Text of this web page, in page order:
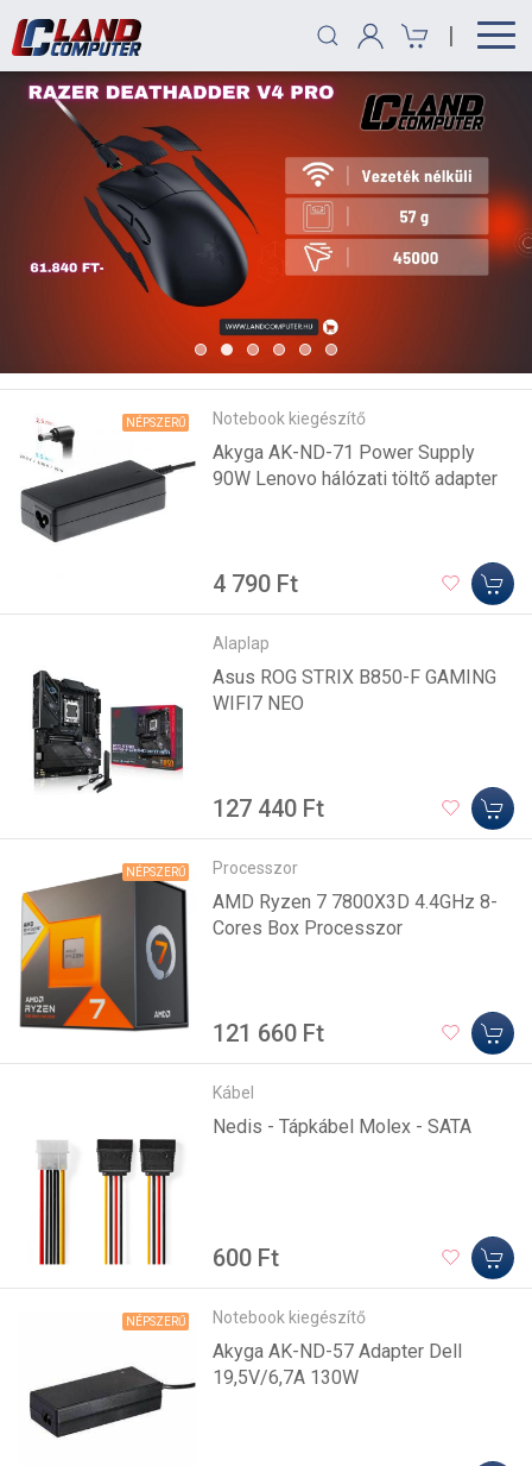
|
NÉPSZERŰ Notebook kiegészítő
Akyga AK-ND-71 Power Supply
90W Lenovo hálózati töltő adapter
4 790 Ft
Alaplap
Asus ROG STRIX B850-F GAMING
WIFI7 NEO
127 440 Ft
NÉPSZERŰ Processzor
AMD Ryzen 7 7800X3D 4.4GHz 8-
Cores Box Processzor
121 660 Ft
Kábel
Nedis - Tápkábel Molex - SATA
600 Ft
NÉPSZERŰ Notebook kiegészítő
Akyga AK-ND-57 Adapter Dell
19,5V/6,7A 130W